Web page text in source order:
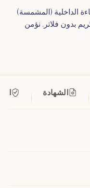
الداخلية (المشمسة)
بدون فلاتر. نؤمن
الشهادة